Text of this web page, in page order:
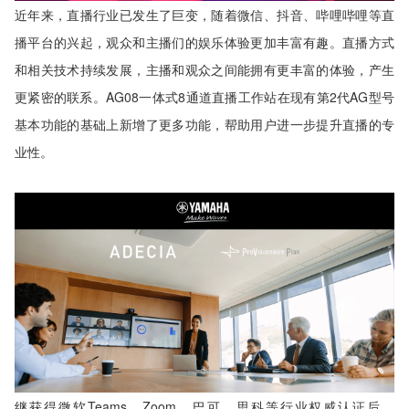
近年来，直播行业已发生了巨变，随着微信、抖音、哔哩哔哩等直
播平台的兴起，观众和主播们的娱乐体验更加丰富有趣。直播方式
和相关技术持续发展，主播和观众之间能拥有更丰富的体验，产生
更紧密的联系。AG08一体式8通道直播工作站在现有第2代AG型号
基本功能的基础上新增了更多功能，帮助用户进一步提升直播的专
业性。